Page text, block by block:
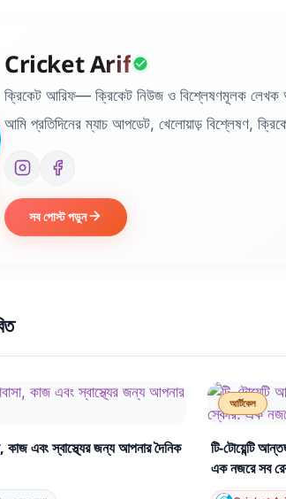
Cricket Arif
ক্রিকেট আরিফ— ক্রিকেট নিউজ ও বিশ্লেষণমূলক লেখক
আমি প্রতিদিনের ম্যাচ আপডেট, খেলোয়াড় বিশ্লেষণ,
সব পোস্ট পড়ুন
এবং স্বাস্থ্যের জন্য আপনার দৈনিক
আর্টিকেল
টি-টোয়েন্টি
এক নজরে সব